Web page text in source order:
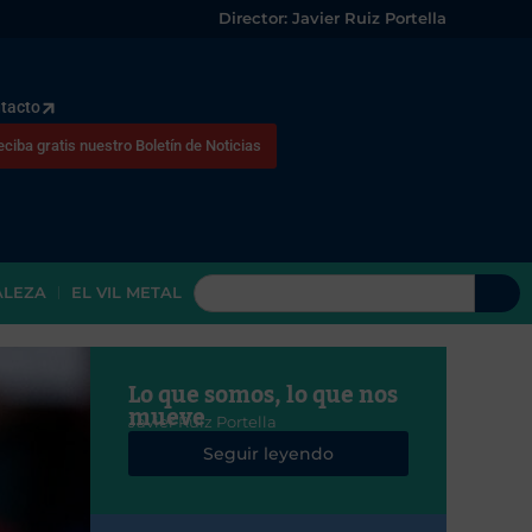
Director: Javier Ruiz Portella
gratis nuestro Boletín de Noticias
EL VIL METAL
Lo que somos, lo que nos
mueve
Javier Ruiz Portella
Seguir leyendo